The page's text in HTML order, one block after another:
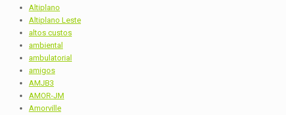
Altiplano
Altiplano Leste
altos custos
ambiental
ambulatorial
amigos
AMJB3
AMOR-JM
Amorville